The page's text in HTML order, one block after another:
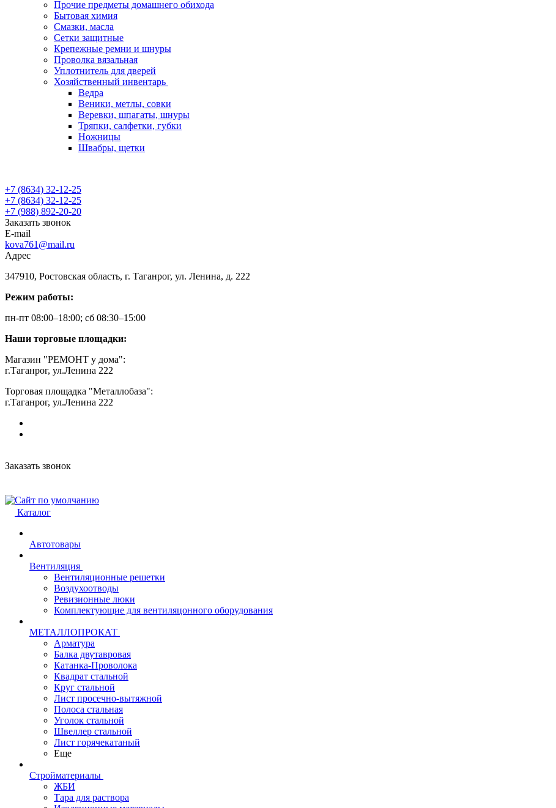
Прочие предметы домашнего обихода
Бытовая химия
Смазки, масла
Сетки защитные
Крепежные ремни и шнуры
Проволка вязальная
Уплотнитель для дверей
Хозяйственный инвентарь
Ведра
Веники, метлы, совки
Веревки, шпагаты, шнуры
Тряпки, салфетки, губки
Ножницы
Швабры, щетки
+7 (8634) 32-12-25
+7 (8634) 32-12-25
+7 (988) 892-20-20
Заказать звонок
E-mail
kova761@mail.ru
Адрес
347910, Ростовская область, г. Таганрог, ул. Ленина, д. 222
Режим работы:
пн-пт 08:00–18:00; сб 08:30–15:00
Наши торговые площадки:
Магазин "РЕМОНТ у дома":
г.Таганрог, ул.Ленина 222
Торговая площадка "Металлобаза":
г.Таганрог, ул.Ленина 222
Заказать звонок
Каталог
Автотовары
Вентиляция
Вентиляционные решетки
Воздухоотводы
Ревизионные люки
Комплектующие для вентиляцонного оборудования
МЕТАЛЛОПРОКАТ
Арматура
Балка двутавровая
Катанка-Проволока
Квадрат стальной
Круг стальной
Лист просечно-вытяжной
Полоса стальная
Уголок стальной
Швеллер стальной
Лист горячекатаный
Еще
Стройматериалы
ЖБИ
Тара для раствора